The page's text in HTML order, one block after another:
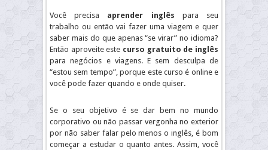
Você precisa aprender inglês para seu
trabalho ou então vai fazer uma viagem e quer
saber mais do que apenas “se virar” no idioma?
Então aproveite este curso gratuito de inglês
para negócios e viagens. E sem desculpa de
“estou sem tempo”, porque este curso é online e
você pode fazer quando e onde quiser.
Se o seu objetivo é se dar bem no mundo
corporativo ou não passar vergonha no exterior
por não saber falar pelo menos o inglês, é bom
começar a estudar o quanto antes. Assim, você